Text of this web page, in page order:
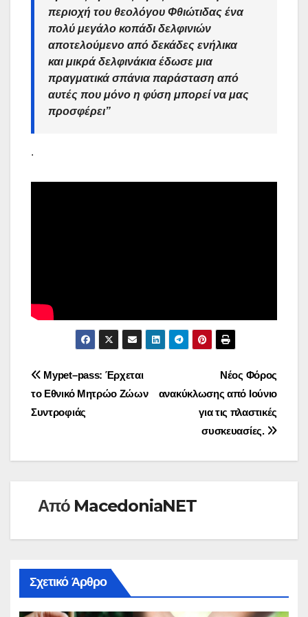
περιοχή του θεολόγου Φθιώτιδας ένα
πολύ μεγάλο κοπάδι δελφινιών
αποτελούμενο από δεκάδες ενήλικα
και μικρά δελφινάκια έδωσε μια
πραγματικά σπάνια παράσταση από
αυτές που μόνο η φύση μπορεί να μας
προσφέρει”
.
Πλοήγηση
άρθρων
Νέος Φόρος
ανακύκλωσης από Ιούνιο
για τις πλαστικές
συσκευασίες.
Mypet–pass: Έρχεται
το Εθνικό Μητρώο Ζώων
Συντροφιάς
Από MacedoniaNET
Σχετικό Άρθρο